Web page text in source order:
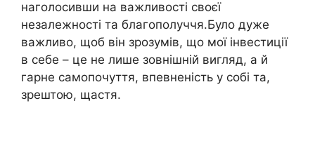
наголосивши на важливості своєї
незалежності та благополуччя.Було дуже
важливо, щоб він зрозумів, що мої інвестиції
в себе – це не лише зовнішній вигляд, а й
гарне самопочуття, впевненість у собі та,
зрештою, щастя.